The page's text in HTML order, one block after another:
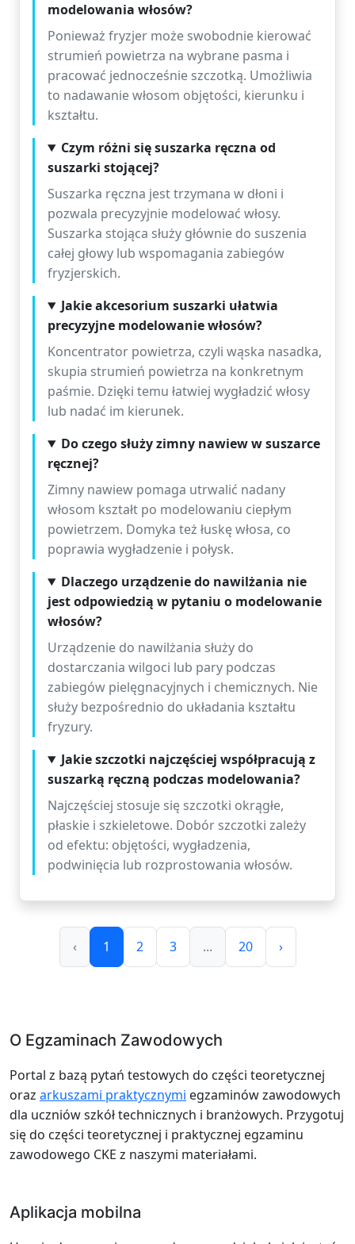
modelowania włosów?
Ponieważ fryzjer może swobodnie kierować
strumień powietrza na wybrane pasma i
pracować jednocześnie szczotką. Umożliwia
to nadawanie włosom objętości, kierunku i
kształtu.
Czym różni się suszarka ręczna od
suszarki stojącej?
Suszarka ręczna jest trzymana w dłoni i
pozwala precyzyjnie modelować włosy.
Suszarka stojąca służy głównie do suszenia
całej głowy lub wspomagania zabiegów
fryzjerskich.
Jakie akcesorium suszarki ułatwia
precyzyjne modelowanie włosów?
Koncentrator powietrza, czyli wąska nasadka,
skupia strumień powietrza na konkretnym
paśmie. Dzięki temu łatwiej wygładzić włosy
lub nadać im kierunek.
Do czego służy zimny nawiew w suszarce
ręcznej?
Zimny nawiew pomaga utrwalić nadany
włosom kształt po modelowaniu ciepłym
powietrzem. Domyka też łuskę włosa, co
poprawia wygładzenie i połysk.
Dlaczego urządzenie do nawilżania nie
jest odpowiedzią w pytaniu o modelowanie
włosów?
Urządzenie do nawilżania służy do
dostarczania wilgoci lub pary podczas
zabiegów pielęgnacyjnych i chemicznych. Nie
służy bezpośrednio do układania kształtu
fryzury.
Jakie szczotki najczęściej współpracują z
suszarką ręczną podczas modelowania?
Najczęściej stosuje się szczotki okrągłe,
płaskie i szkieletowe. Dobór szczotki zależy
od efektu: objętości, wygładzenia,
podwinięcia lub rozprostowania włosów.
‹ 1 2 3 ... 20 ›
O Egzaminach Zawodowych
Portal z bazą pytań testowych do części teoretycznej
oraz arkuszami praktycznymi egzaminów zawodowych
dla uczniów szkół technicznych i branżowych. Przygotuj
się do części teoretycznej i praktycznej egzaminu
zawodowego CKE z naszymi materiałami.
Aplikacja mobilna